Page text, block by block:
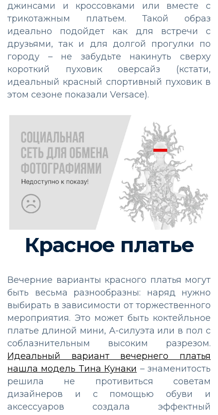
джинсами и кроссовками или вместе с
трикотажным платьем. Такой образ
идеально подойдет как для встречи с
друзьями, так и для долгой прогулки по
городу – не забудьте накинуть сверху
короткий пуховик оверсайз (кстати,
идеальный красный спортивный пуховик в
этом сезоне показали Versace).
Красное платье
Вечерние варианты красного платья могут
быть весьма разнообразны: наряд нужно
выбирать в зависимости от торжественного
мероприятия. Это может быть коктейльное
платье длиной мини, А-силуэта или в пол с
соблазнительным высоким разрезом.
Идеальный вариант вечернего платья
нашла модель Тина Кунаки – знаменитость
решила не противиться советам
дизайнеров и с помощью обуви и
аксессуаров создала эффектный